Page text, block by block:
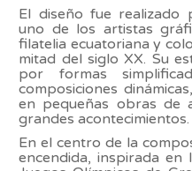
El diseño fue realizado
uno de los artistas
filatelia ecuatoriana y
mitad del siglo XX. Su
por formas
composiciones
en pequeñas obras de
grandes acontecimientos.
En el centro de la
encendida, inspirada